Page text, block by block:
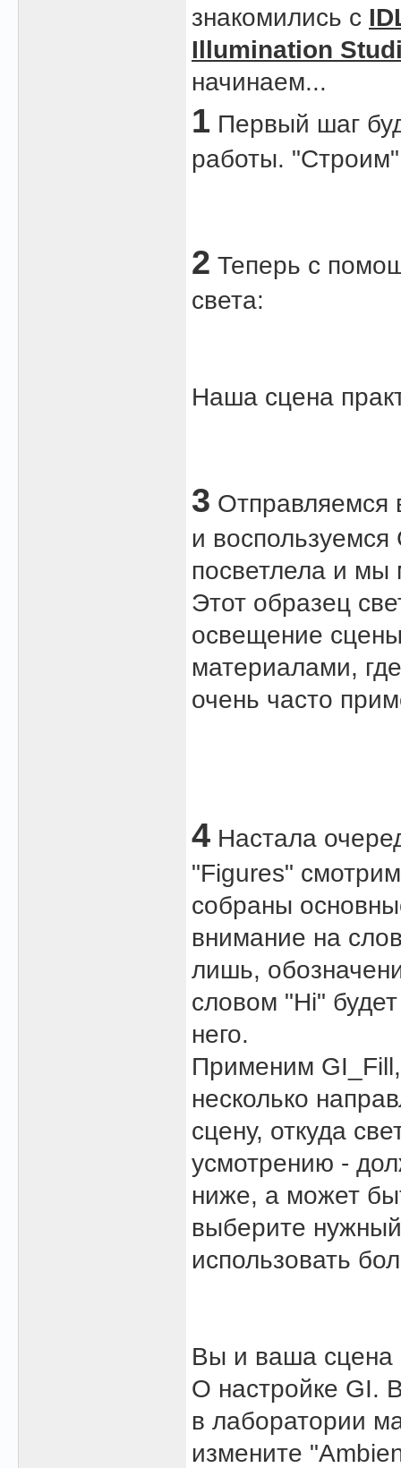
знакомились с
Illumination
начинаем...
1 Первый шаг
работы. "Строим"
2 Теперь с
света:
Наша сцена
3 Отправляемся
и
посветлела и мы
Этот образец
освещение
материалами,
очень часто
4 Настала
"Figures"
собраны
внимание на
лишь,
словом "Hi"
него.
Применим
несколько
сцену, откуда
усмотрению -
ниже, а может
выберите
использовать
Вы и ваша сцена
О настройке GI.
в лаборатории
измените